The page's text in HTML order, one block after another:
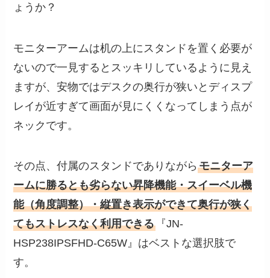
ょうか？
モニターアームは机の上にスタンドを置く必要が
ないので一見するとスッキリしているように見え
ますが、安物ではデスクの奥行が狭いとディスプ
レイが近すぎて画面が見にくくなってしまう点が
ネックです。
その点、付属のスタンドでありながらモニターア
ームに勝るとも劣らない昇降機能・スイーベル機
能（角度調整）・縦置き表示ができて奥行が狭く
てもストレスなく利用できる 『JN-
HSP238IPSFHD-C65W』はベストな選択肢で
す。